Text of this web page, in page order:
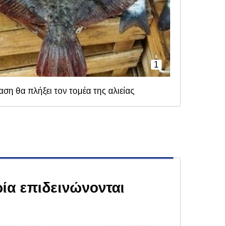
1
θα πλήξει τον τομέα της αλιείας
επιδεινώνονται